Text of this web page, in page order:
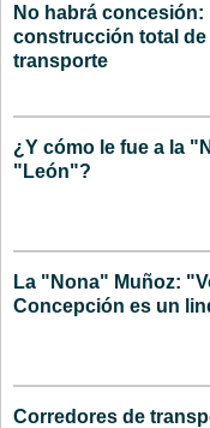
No habrá concesión:
construcción total
transporte
¿Y cómo le fue a la
"León"?
La "Nona" Muñoz:
Concepción es un
Corredores de